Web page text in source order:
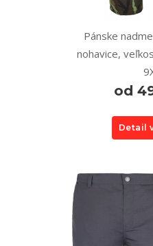
Pánske
nohavice,
od
Detail